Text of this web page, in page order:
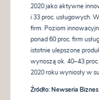
2020 jako aktywne
i 33 proc. usługowych.
firm. Poziom
ponad 60 proc. firm
istotnie ulepszone
wynoszą ok. 40–43
2020 roku wyniosły w
Źródło:Newseria Biznes